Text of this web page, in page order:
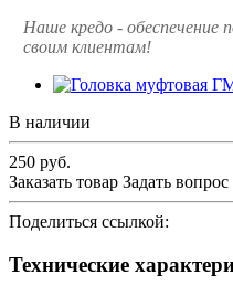
Наше кредо - обеспечение
своим клиентам!
В наличии
250 руб.
Заказать товар Задать вопрос
Поделиться ссылкой:
Технические